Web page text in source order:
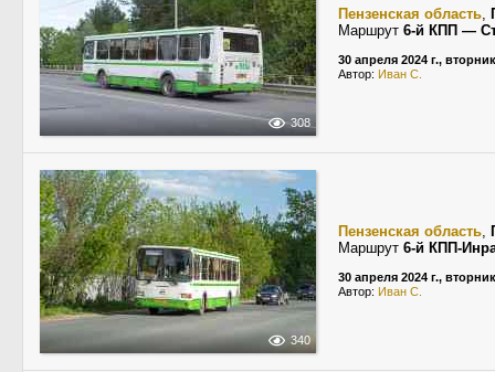
308
Пензенская область,
Маршрут 6-й КПП —
30 апреля 2024 г., вторник
Автор: Иван С.
340
Пензенская область,
Маршрут 6-й КПП-
30 апреля 2024 г., вторник
Автор: Иван С.